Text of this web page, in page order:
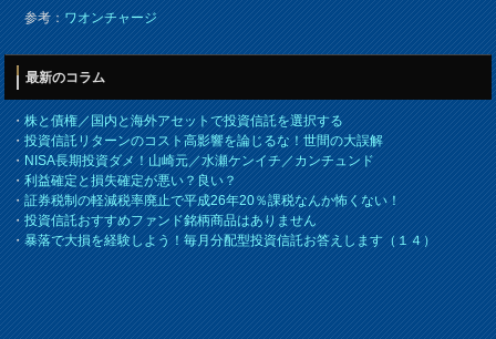
参考：ワオンチャージ
最新のコラム
・株と債権／国内と海外アセットで投資信託を選択する
・投資信託リターンのコスト高影響を論じるな！世間の大誤解
・NISA長期投資ダメ！山崎元／水瀬ケンイチ／カンチュンド
・利益確定と損失確定が悪い？良い？
・証券税制の軽減税率廃止で平成26年20％課税なんか怖くない！
・投資信託おすすめファンド銘柄商品はありません
・暴落で大損を経験しよう！毎月分配型投資信託お答えします（１４）